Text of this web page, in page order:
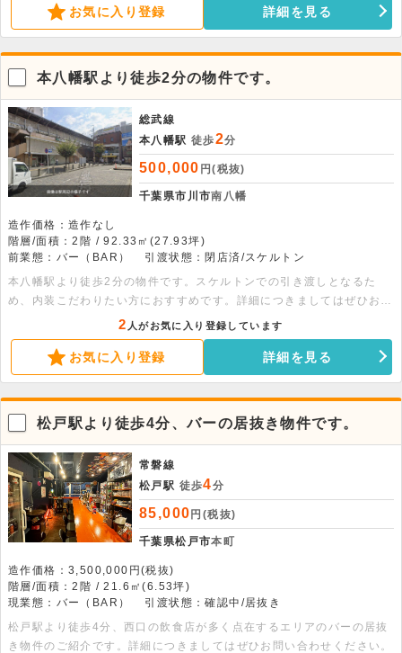
お気に入り登録 詳細を見る
本八幡駅より徒歩2分の物件です。
総武線
本八幡駅 徒歩2分
500,000 円(税抜)
千葉県市川市南八幡
造作価格：造作なし
階層/面積：2階 / 92.33㎡(27.93坪)
前業態：バー（BAR）
引渡状態：閉店済/スケルトン
本八幡駅より徒歩2分の物件です。スケルトンでの引き渡しとなるた
め、内装こだわりたい方におすすめです。詳細につきましてはぜひお問
2 人がお気に入り登録しています
お気に入り登録 詳細を見る
松戸駅より徒歩4分、バーの居抜き物件です。
常磐線
松戸駅 徒歩4分
85,000 円(税抜)
千葉県松戸市本町
造作価格：3,500,000円(税抜)
階層/面積：2階 / 21.6㎡(6.53坪)
現業態：バー（BAR）
引渡状態：確認中/居抜き
松戸駅より徒歩4分、西口の飲食店が多く点在するエリアのバーの居抜
き物件のご紹介です。詳細につきましてはぜひお問い合わせください。